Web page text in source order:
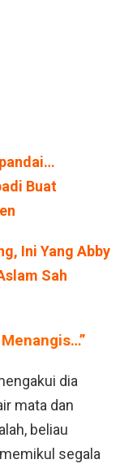
Buat
Ini Yang Abby
Sah
dia
mata dan
beliau
segala